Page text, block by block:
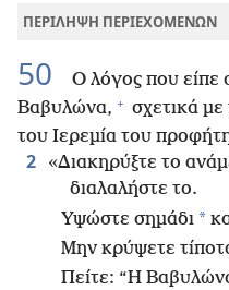
ΠΕΡΙΛΗΨΗ ΠΕΡΙΕΧΟΜΕΝΩΝ
50
Ο λόγος που είπε
Βαβυλώνα, + σχετικά
του Ιερεμία του
2
«Διακηρύξτε το
διαλαλήστε το.
Υψώστε σημάδι *
Μην κρύψετε
Πείτε: “Η